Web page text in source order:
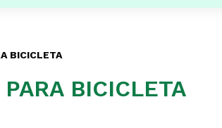
BICICLETA
BICICLETA